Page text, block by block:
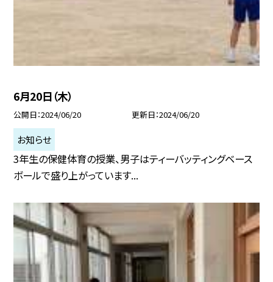
6月20日（木）
公開日 2024/06/20 更新日 2024/06/20
お知らせ
3年生の保健体育の授業、男子はティーバッティングベース
ボールで盛り上がっています...